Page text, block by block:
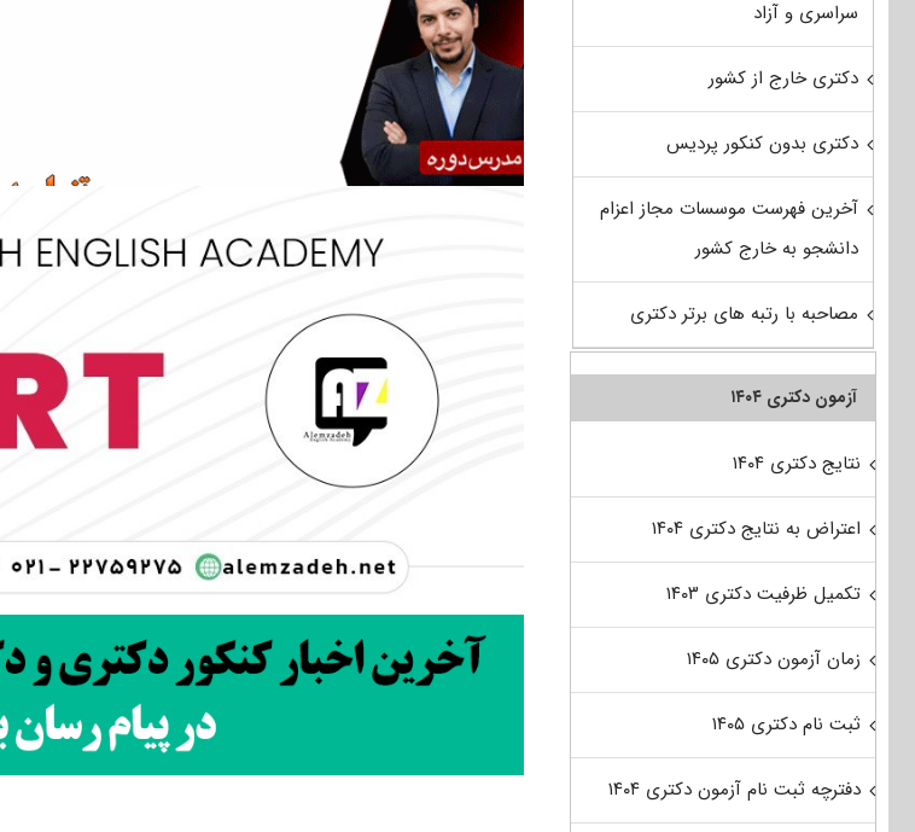
سراسری و آزاد
دکتری خارج از کشور
دکتری بدون کنکور پردیس
آخرین فهرست موسسات مجاز اعزام
دانشجو به خارج کشور
مصاحبه با رتبه های برتر دکتری
آزمون دکتری ۱۴۰۴
نتایج دکتری ۱۴۰۴
اعتراض به نتایج دکتری ۱۴۰۴
تکمیل ظرفیت دکتری ۱۴۰۳
زمان آزمون دکتری ۱۴۰۵
ثبت نام دکتری ۱۴۰۵
دفترچه ثبت نام آزمون دکتری ۱۴۰۴